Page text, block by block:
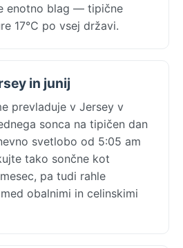
enotno blag — tipične
17°C po vsej državi.
in junij
prevladuje v Jersey v
sonca na tipičen dan
svetlobo od 5:05 am
tako sončne kot
pa tudi rahle
obalnimi in celinskimi